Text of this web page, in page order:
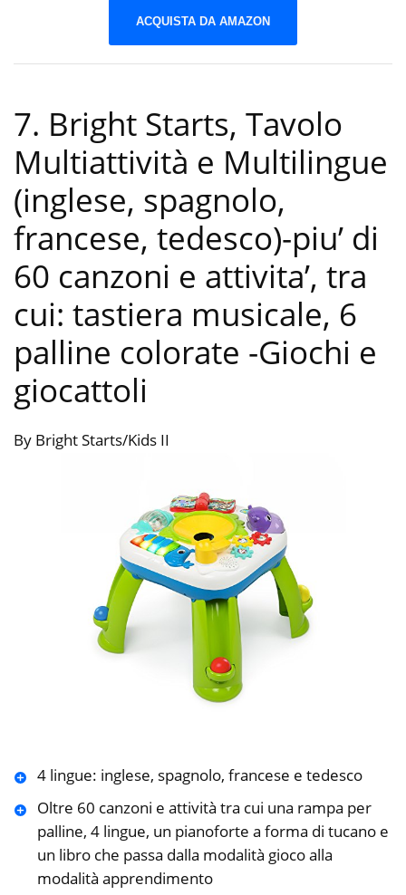
ACQUISTA DA AMAZON
7. Bright Starts, Tavolo
Multiattività e Multilingue
(inglese, spagnolo,
francese, tedesco)-piu’ di
60 canzoni e attivita’, tra
cui: tastiera musicale, 6
palline colorate -Giochi e
giocattoli
By Bright Starts/Kids II
4 lingue: inglese, spagnolo, francese e tedesco
Oltre 60 canzoni e attività tra cui una rampa per
palline, 4 lingue, un pianoforte a forma di tucano e
un libro che passa dalla modalità gioco alla
modalità apprendimento